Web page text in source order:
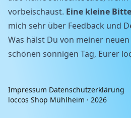
vorbeischaust. Eine kleine
mich sehr über Feedback und
Was hälst Du von meiner neuen
schönen sonnigen Tag, Eurer
Impressum Datenschutzerklärung
loccos Shop Mühlheim · 2026